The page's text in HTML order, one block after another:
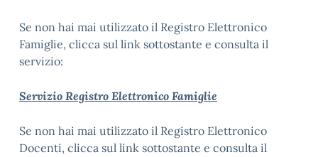
Se non hai mai utilizzato il Registro Elettronico
Famiglie, clicca sul link sottostante e consulta il
servizio:
Servizio Registro Elettronico Famiglie
Se non hai mai utilizzato il Registro Elettronico
Docenti, clicca sul link sottostante e consulta il